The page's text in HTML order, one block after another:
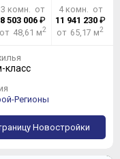
3 комн. от
8 503 006₽
от 48,61 м2
4 комн. от
11 941 230₽
от 65,17 м2
класс
Регионы
Новостройки